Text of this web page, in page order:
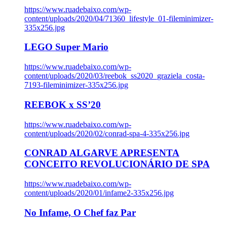
https://www.ruadebaixo.com/wp-
content/uploads/2020/04/71360_lifestyle_01-fileminimizer-
335x256.jpg
LEGO Super Mario
https://www.ruadebaixo.com/wp-
content/uploads/2020/03/reebok_ss2020_graziela_costa-
7193-fileminimizer-335x256.jpg
REEBOK x SS’20
https://www.ruadebaixo.com/wp-
content/uploads/2020/02/conrad-spa-4-335x256.jpg
CONRAD ALGARVE APRESENTA
CONCEITO REVOLUCIONÁRIO DE SPA
https://www.ruadebaixo.com/wp-
content/uploads/2020/01/infame2-335x256.jpg
No Infame, O Chef faz Par